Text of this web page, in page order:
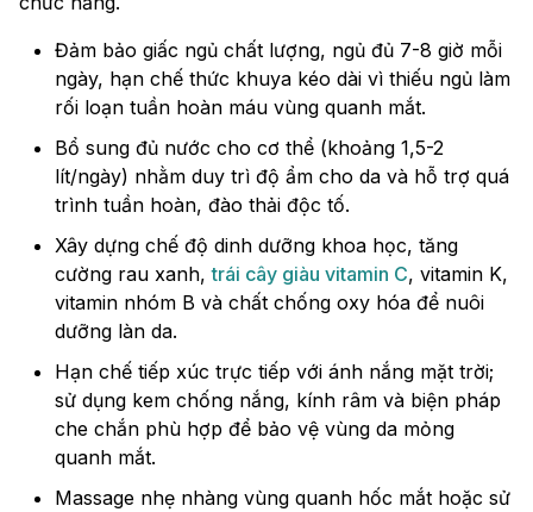
Đảm bảo giấc ngủ chất lượng, ngủ đủ 7-8 giờ mỗi
ngày, hạn chế thức khuya kéo dài vì thiếu ngủ làm
rối loạn tuần hoàn máu vùng quanh mắt.
Bổ sung đủ nước cho cơ thể (khoảng 1,5-2
lít/ngày) nhằm duy trì độ ẩm cho da và hỗ trợ quá
trình tuần hoàn, đào thải độc tố.
Xây dựng chế độ dinh dưỡng khoa học, tăng
cường rau xanh,trái cây giàu vitamin C, vitamin K,
vitamin nhóm B và chất chống oxy hóa để nuôi
dưỡng làn da.
Hạn chế tiếp xúc trực tiếp với ánh nắng mặt trời;
sử dụng kem chống nắng, kính râm và biện pháp
che chắn phù hợp để bảo vệ vùng da mỏng
quanh mắt.
Massage nhẹ nhàng vùng quanh hốc mắt hoặc sử